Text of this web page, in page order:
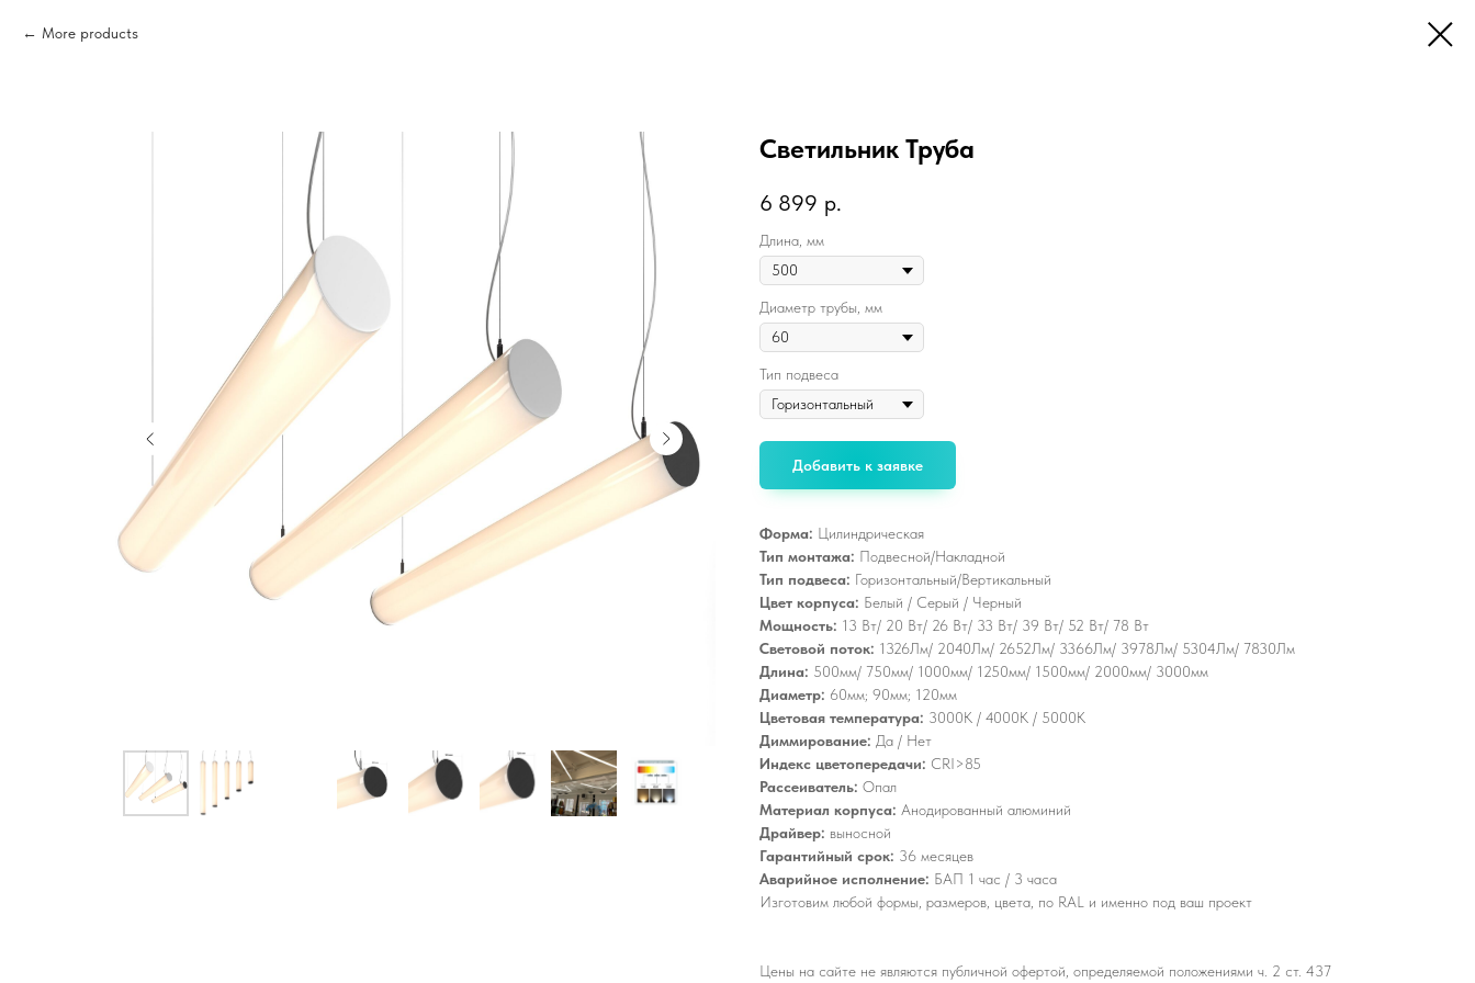
More products
Светильник Труба
6 899 р.
Длина, мм
Диаметр трубы, мм
Тип подвеса
Добавить к заявке
Форма: Цилиндрическая
Тип монтажа: Подвесной/Накладной
Тип подвеса: Горизонтальный/Вертикальный
Цвет корпуса: Белый / Серый / Черный
Мощность: 13 Вт/ 20 Вт/ 26 Вт/ 33 Вт/ 39 Вт/ 52 Вт/ 78 Вт
Световой поток: 1326Лм/ 2040Лм/ 2652Лм/ 3366Лм/ 3978Лм/ 5304Лм/ 7830Лм
Длина: 500мм/ 750мм/ 1000мм/ 1250мм/ 1500мм/ 2000мм/ 3000мм
Диаметр: 60мм; 90мм; 120мм
Цветовая температура: 3000К / 4000К / 5000К
Диммирование: Да / Нет
Индекс цветопередачи: CRI>85
Рассеиватель: Опал
Материал корпуса: Анодированный алюминий
Драйвер: выносной
Гарантийный срок: 36 месяцев
Аварийное исполнение: БАП 1 час / 3 часа
Изготовим любой формы, размеров, цвета, по RAL и именно под ваш проект
Цены на сайте не являются публичной офертой, определяемой положениями ч. 2 ст. 437